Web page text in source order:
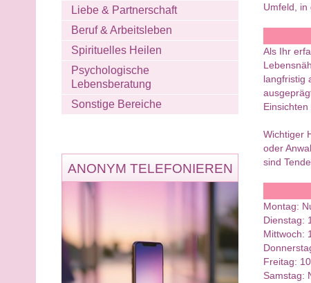
Liebe & Partnerschaft
Beruf & Arbeitsleben
Spirituelles Heilen
Psychologische
Lebensberatung
Sonstige Bereiche
ANONYM TELEFONIEREN
Umfeld, in
Als Ihr
langfristig
Wichtiger
oder
sind
Montag:
Dienstag:
Mittwoch:
Freitag:
Samstag: